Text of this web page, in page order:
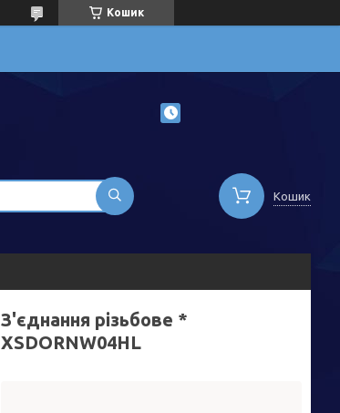
Кошик
Кошик
З'єднання різьбове *
XSDORNW04HL